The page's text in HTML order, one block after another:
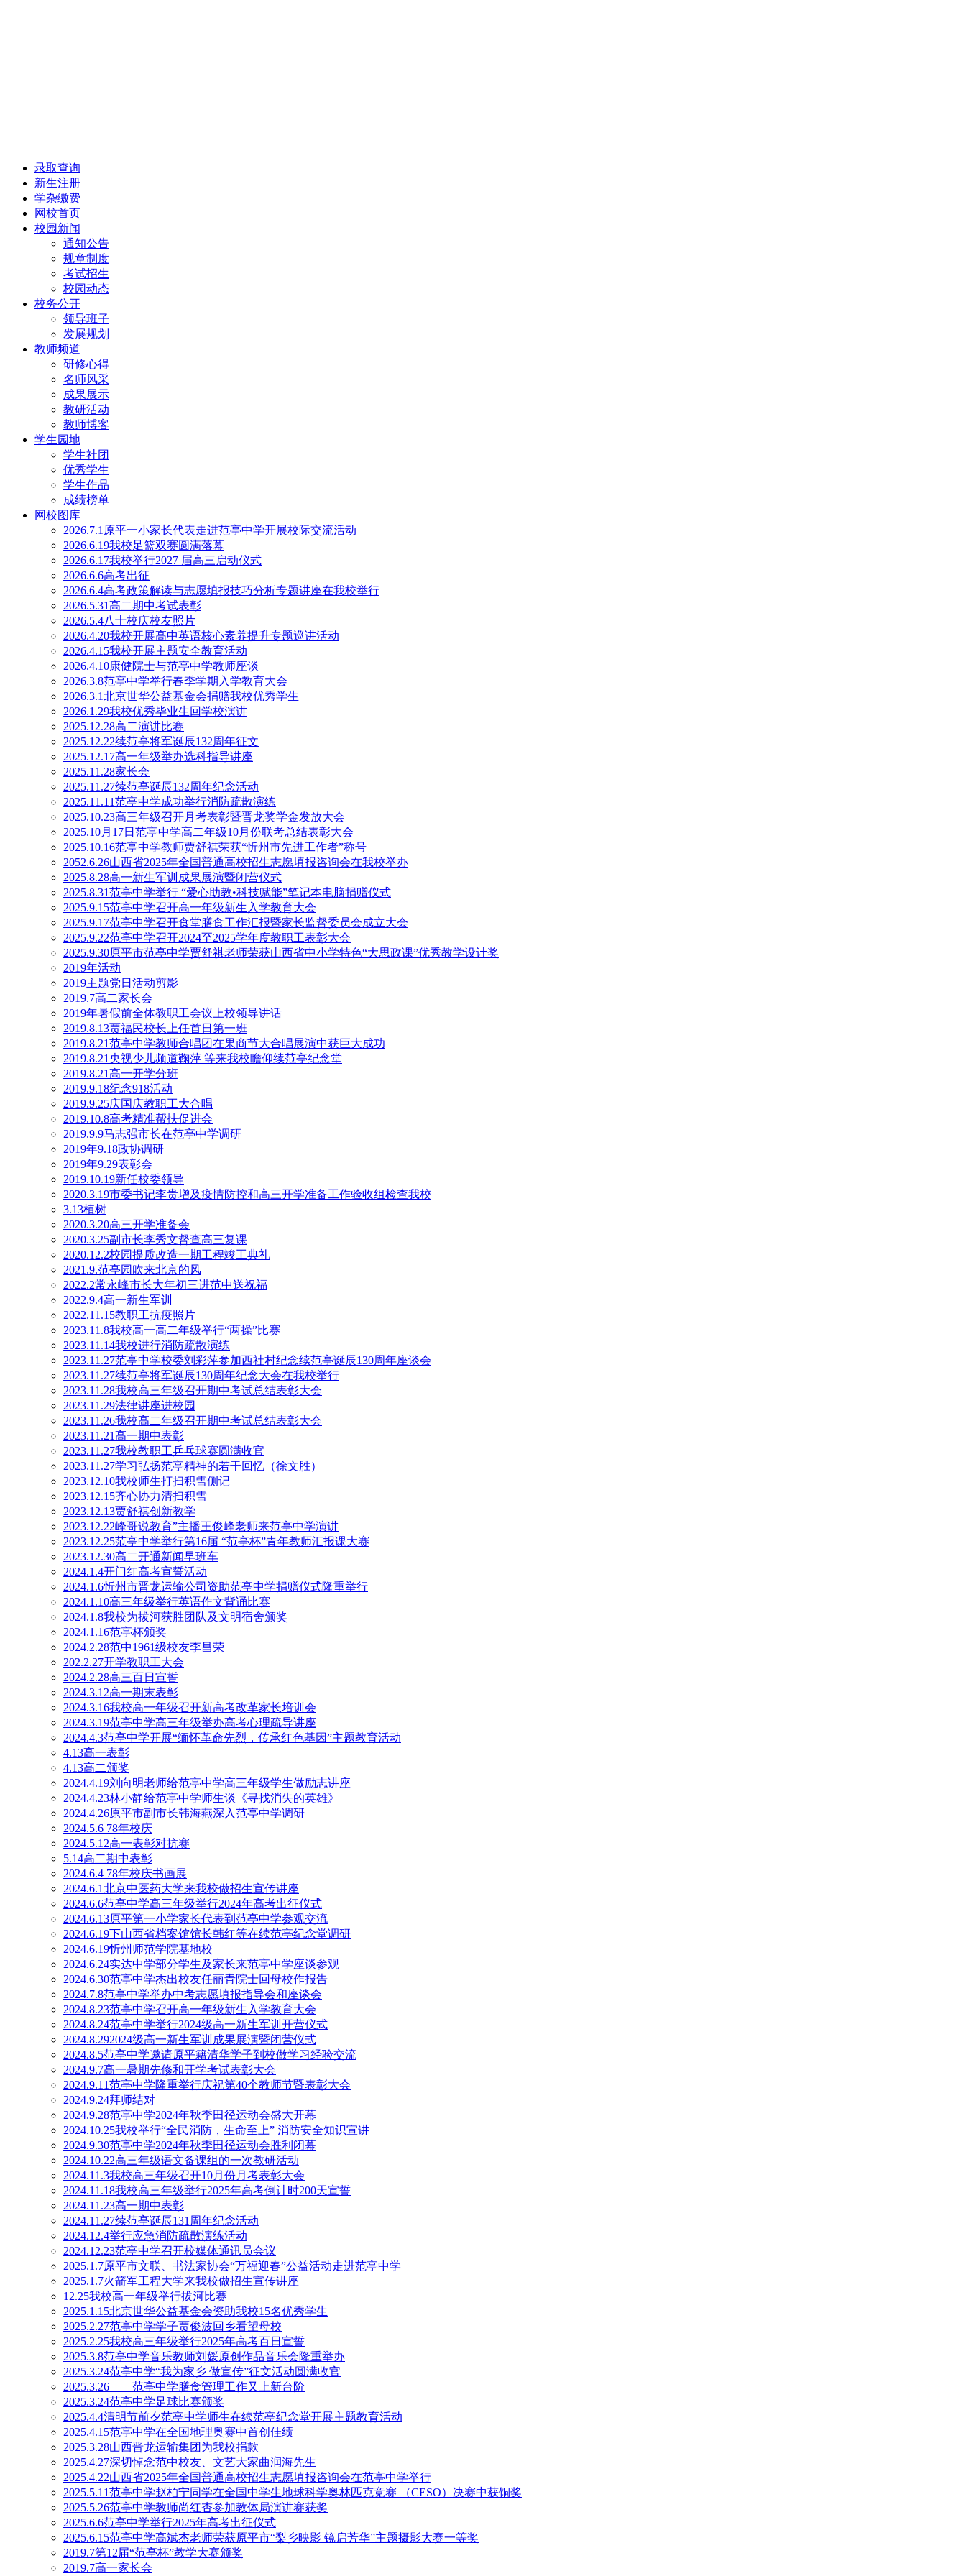
录取查询
新生注册
学杂缴费
网校首页
校园新闻
通知公告
规章制度
考试招生
校园动态
校务公开
领导班子
发展规划
教师频道
研修心得
名师风采
成果展示
教研活动
教师博客
学生园地
学生社团
优秀学生
学生作品
成绩榜单
网校图库
2026.7.1原平一小家长代表走进范亭中学开展校际交流活动
2026.6.19我校足篮双赛圆满落幕
2026.6.17我校举行2027 届高三启动仪式
2026.6.6高考出征
2026.6.4高考政策解读与志愿填报技巧分析专题讲座在我校举行
2026.5.31高二期中考试表彰
2026.5.4八十校庆校友照片
2026.4.20我校开展高中英语核心素养提升专题巡讲活动
2026.4.15我校开展主题安全教育活动
2026.4.10康健院士与范亭中学教师座谈
2026.3.8范亭中学举行春季学期入学教育大会
2026.3.1北京世华公益基金会捐赠我校优秀学生
2026.1.29我校优秀毕业生回学校演讲
2025.12.28高二演讲比赛
2025.12.22续范亭将军诞辰132周年征文
2025.12.17高一年级举办选科指导讲座
2025.11.28家长会
2025.11.27续范亭诞辰132周年纪念活动
2025.11.11范亭中学成功举行消防疏散演练
2025.10.23高三年级召开月考表彰暨晋龙奖学金发放大会
2025.10月17日范亭中学高二年级10月份联考总结表彰大会
2025.10.16范亭中学教师贾舒祺荣获“忻州市先进工作者”称号
2052.6.26山西省2025年全国普通高校招生志愿填报咨询会在我校举办
2025.8.28高一新生军训成果展演暨闭营仪式
2025.8.31范亭中学举行 “爱心助教•科技赋能”笔记本电脑捐赠仪式
2025.9.15范亭中学召开高一年级新生入学教育大会
2025.9.17范亭中学召开食堂膳食工作汇报暨家长监督委员会成立大会
2025.9.22范亭中学召开2024至2025学年度教职工表彰大会
2025.9.30原平市范亭中学贾舒祺老师荣获山西省中小学特色“大思政课”优秀教学设计奖
2019年活动
2019主题党日活动剪影
2019.7高二家长会
2019年暑假前全体教职工会议上校领导讲话
2019.8.13贾福民校长上任首日第一班
2019.8.21范亭中学教师合唱团在果商节大合唱展演中获巨大成功
2019.8.21央视少儿频道鞠萍 等来我校瞻仰续范亭纪念堂
2019.8.21高一开学分班
2019.9.18纪念918活动
2019.9.25庆国庆教职工大合唱
2019.10.8高考精准帮扶促进会
2019.9.9马志强市长在范亭中学调研
2019年9.18政协调研
2019年9.29表彰会
2019.10.19新任校委领导
2020.3.19市委书记李贵增及疫情防控和高三开学准备工作验收组检查我校
3.13植树
2020.3.20高三开学准备会
2020.3.25副市长李秀文督查高三复课
2020.12.2校园提质改造一期工程竣工典礼
2021.9.范亭园吹来北京的风
2022.2常永峰市长大年初三进范中送祝福
2022.9.4高一新生军训
2022.11.15教职工抗疫照片
2023.11.8我校高一高二年级举行“两操”比赛
2023.11.14我校进行消防疏散演练
2023.11.27范亭中学校委刘彩萍参加西社村纪念续范亭诞辰130周年座谈会
2023.11.27续范亭将军诞辰130周年纪念大会在我校举行
2023.11.28我校高三年级召开期中考试总结表彰大会
2023.11.29法律讲座进校园
2023.11.26我校高二年级召开期中考试总结表彰大会
2023.11.21高一期中表彰
2023.11.27我校教职工乒乓球赛圆满收官
2023.11.27学习弘扬范亭精神的若干回忆（徐文胜）
2023.12.10我校师生打扫积雪侧记
2023.12.15齐心协力清扫积雪
2023.12.13贾舒祺创新教学
2023.12.22峰哥说教育”主播王俊峰老师来范亭中学演讲
2023.12.25范亭中学举行第16届 “范亭杯”青年教师汇报课大赛
2023.12.30高二开通新闻早班车
2024.1.4开门红高考宣誓活动
2024.1.6忻州市晋龙运输公司资助范亭中学捐赠仪式隆重举行
2024.1.10高三年级举行英语作文背诵比赛
2024.1.8我校为拔河获胜团队及文明宿舍颁奖
2024.1.16范亭杯颁奖
2024.2.28范中1961级校友李昌荣
202.2.27开学教职工大会
2024.2.28高三百日宣誓
2024.3.12高一期末表彰
2024.3.16我校高一年级召开新高考改革家长培训会
2024.3.19范亭中学高三年级举办高考心理疏导讲座
2024.4.3范亭中学开展“缅怀革命先烈，传承红色基因”主题教育活动
4.13高一表彰
4.13高二颁奖
2024.4.19刘向明老师给范亭中学高三年级学生做励志讲座
2024.4.23林小静给范亭中学师生谈《寻找消失的英雄》
2024.4.26原平市副市长韩海燕深入范亭中学调研
2024.5.6 78年校庆
2024.5.12高一表彰对抗赛
5.14高二期中表彰
2024.6.4 78年校庆书画展
2024.6.1北京中医药大学来我校做招生宣传讲座
2024.6.6范亭中学高三年级举行2024年高考出征仪式
2024.6.13原平第一小学家长代表到范亭中学参观交流
2024.6.19下山西省档案馆馆长韩红等在续范亭纪念堂调研
2024.6.19忻州师范学院基地校
2024.6.24实达中学部分学生及家长来范亭中学座谈参观
2024.6.30范亭中学杰出校友任丽青院士回母校作报告
2024.7.8范亭中学举办中考志愿填报指导会和座谈会
2024.8.23范亭中学召开高一年级新生入学教育大会
2024.8.24范亭中学举行2024级高一新生军训开营仪式
2024.8.292024级高一新生军训成果展演暨闭营仪式
2024.8.5范亭中学邀请原平籍清华学子到校做学习经验交流
2024.9.7高一暑期先修和开学考试表彰大会
2024.9.11范亭中学隆重举行庆祝第40个教师节暨表彰大会
2024.9.24拜师结对
2024.9.28范亭中学2024年秋季田径运动会盛大开幕
2024.10.25我校举行“全民消防，生命至上” 消防安全知识宣讲
2024.9.30范亭中学2024年秋季田径运动会胜利闭幕
2024.10.22高三年级语文备课组的一次教研活动
2024.11.3我校高三年级召开10月份月考表彰大会
2024.11.18我校高三年级举行2025年高考倒计时200天宣誓
2024.11.23高一期中表彰
2024.11.27续范亭诞辰131周年纪念活动
2024.12.4举行应急消防疏散演练活动
2024.12.23范亭中学召开校媒体通讯员会议
2025.1.7原平市文联、书法家协会“万福迎春”公益活动走进范亭中学
2025.1.7火箭军工程大学来我校做招生宣传讲座
12.25我校高一年级举行拔河比赛
2025.1.15北京世华公益基金会资助我校15名优秀学生
2025.2.27范亭中学学子贾俊波回乡看望母校
2025.2.25我校高三年级举行2025年高考百日宣誓
2025.3.8范亭中学音乐教师刘媛原创作品音乐会隆重举办
2025.3.24范亭中学“我为家乡 做宣传”征文活动圆满收官
2025.3.26——范亭中学膳食管理工作又上新台阶
2025.3.24范亭中学足球比赛颁奖
2025.4.4清明节前夕范亭中学师生在续范亭纪念堂开展主题教育活动
2025.4.15范亭中学在全国地理奥赛中首创佳绩
2025.3.28山西晋龙运输集团为我校捐款
2025.4.27深切悼念范中校友、文艺大家曲润海先生
2025.4.22山西省2025年全国普通高校招生志愿填报咨询会在范亭中学举行
2025.5.11范亭中学赵柏宁同学在全国中学生地球科学奥林匹克竞赛 （CESO）决赛中获铜奖
2025.5.26范亭中学教师尚红杏参加教体局演讲赛获奖
2025.6.6范亭中学举行2025年高考出征仪式
2025.6.15范亭中学高斌杰老师荣获原平市“梨乡映影 镜启芳华”主题摄影大赛一等奖
2019.7第12届“范亭杯”教学大赛颁奖
2019.7高一家长会